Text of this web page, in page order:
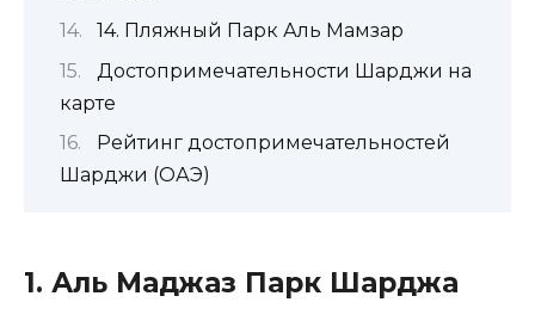
14. Пляжный Парк Аль Мамзар
Достопримечательности Шарджи на
карте
Рейтинг достопримечательностей
Шарджи (ОАЭ)
1. Аль Маджаз Парк Шарджа